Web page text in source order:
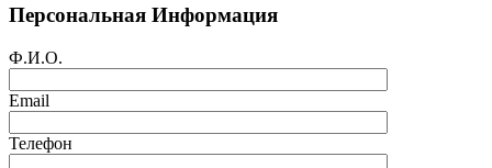
Персональная Информация
Ф.И.О.
Email
Телефон